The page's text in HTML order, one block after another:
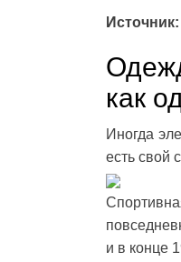
Источник:
как
Иногда
есть свой
и в конце